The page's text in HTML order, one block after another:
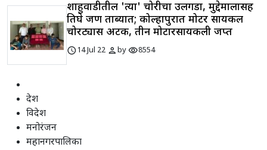
शाहुवाडीतील 'त्या' चोरीचा उलगडा, मुद्देमालासह
तिघे जण ताब्यात; कोल्हापुरात मोटर सायकल
चोरट्यास अटक, तीन मोटारसायकली जप्त
schedule14 Jul 22 personbyvisibility8554
देश
विदेश
मनोरंजन
महानगरपालिका